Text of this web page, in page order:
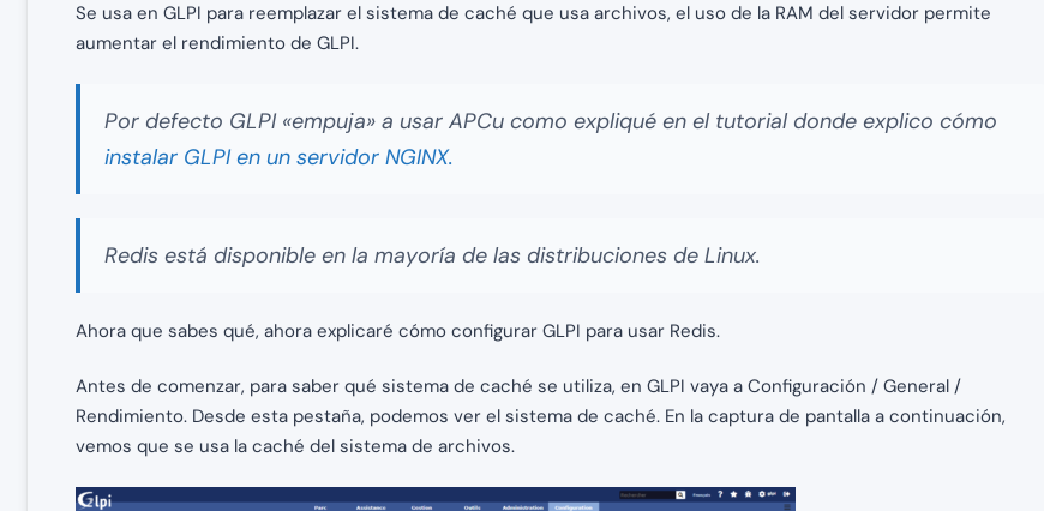
Se usa en GLPI para reemplazar el sistema de caché que usa archivos, el uso de la RAM del servidor permite
aumentar el rendimiento de GLPI.
Por defecto GLPI «empuja» a usar APCu como expliqué en el tutorial donde explico cómo
instalar GLPI en un servidor NGINX.
Redis está disponible en la mayoría de las distribuciones de Linux.
Ahora que sabes qué, ahora explicaré cómo configurar GLPI para usar Redis.
Antes de comenzar, para saber qué sistema de caché se utiliza, en GLPI vaya a Configuración / General /
Rendimiento. Desde esta pestaña, podemos ver el sistema de caché. En la captura de pantalla a continuación,
vemos que se usa la caché del sistema de archivos.